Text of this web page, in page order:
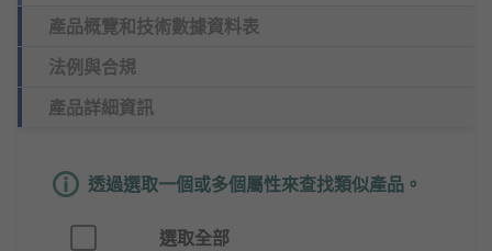
產品概覽和技術數據資料表
法例與合規
產品詳細資訊
透過選取一個或多個屬性來查找類似產品。
選取全部